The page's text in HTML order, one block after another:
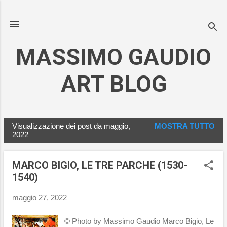
MASSIMO GAUDIO
ART BLOG
o
Visualizzazione dei post da maggio,
2022
MOSTRA TUTTO
MARCO BIGIO, LE TRE PARCHE (1530-
1540)
maggio 27, 2022
© Photo by Massimo Gaudio Marco Bigio, Le